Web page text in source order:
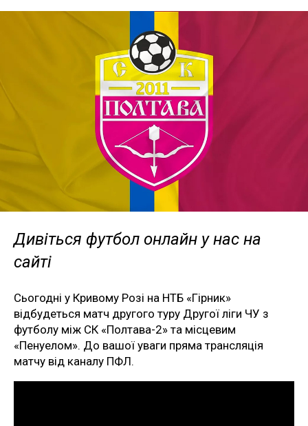
Дивіться футбол онлайн у нас на
сайті
Сьогодні у Кривому Розі на НТБ «Гірник»
відбудеться матч другого туру Другої ліги ЧУ з
футболу між СК «Полтава-2» та місцевим
«Пенуелом». До вашої уваги пряма трансляція
матчу від каналу ПФЛ.